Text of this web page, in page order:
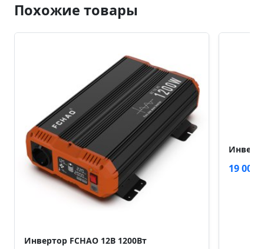
Похожие товары
Инвертор FCHAO 12В 1200Вт
19 000